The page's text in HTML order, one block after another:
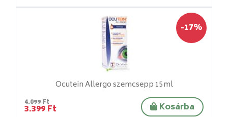
-17%
Ocutein Allergo szemcsepp 15ml
4.099 Ft
3.399 Ft Kosárba